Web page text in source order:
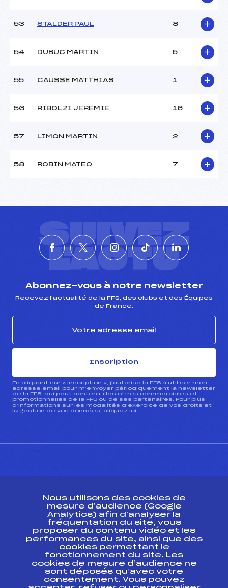
53 STALDER PAUL 8
54 DUBUC MARTIN 5
55 CAUSSE MATTHIAS 1
56 RIBOLZI JEREMIE 16
57 LIMON MARTIN 2
58 ROBIN MATEO 7
SUIVEZ
L'ACTU
Abonnez-vous à notre newsletter
Recevez l’actualité de la FFS, des clubs et des Équipes
de France.
Inscription
En cliquant sur « inscription », j’autorise la FFS à utiliser mon
adresse email pour m’envoyer périodiquement la newsletter
de la FFS, qui peut contenir des offres commerciales et
promotionnelles de la FFS ou de ses partenaires. Pour plus
d’informations sur les modalités d’exercice de vos droits et
la gestion de vos données, cliquez ici
Ressources
Pass’Neige
Projet sportif fédéral
Projet de performance fédéral
Antidopage
Pôle Développement, Formation, Suivi
Nous utilisons des cookies de
mesure d’audience (Google
Analytics) afin d’analyser la
fréquentation du site, vous
proposer du contenu vidéo et les
performances du site, ainsi que des
cookies permettant le
fonctionnement du site. Les
cookies de mesure d’audience ne
sont déposés qu’avec votre
consentement. Vous pouvez